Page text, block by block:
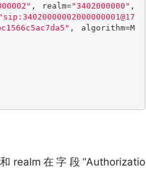
, realm="3402000000" ,
"sip:34020000002000000001@17
, algorithm=M
realm在字段“Authorizatio